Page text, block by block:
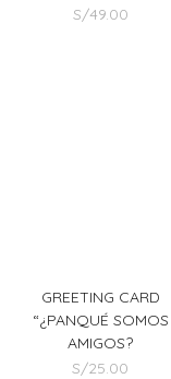
S/49.00
GREETING CARD
“¿PANQUÉ SOMOS
AMIGOS?
S/25.00